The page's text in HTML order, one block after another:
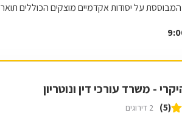
על יסודות אקדמיים מוצקים הכוללים תואר
- משרד עורכי דין ונוטריון
(5) 2 דירוגים